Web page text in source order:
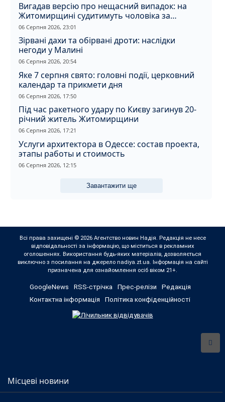
Вигадав версію про нещасний випадок: на
Житомирщині судитимуть чоловіка за
вбивство співмешканки
06 Серпня 2026, 23:01
Зірвані дахи та обірвані дроти: наслідки
негоди у Малині
06 Серпня 2026, 20:54
Яке 7 серпня свято: головні події, церковний
календар та прикмети дня
06 Серпня 2026, 17:50
Під час ракетного удару по Києву загинув 20-
річний житель Житомирщини
06 Серпня 2026, 17:21
Услуги архитектора в Одессе: состав проекта,
этапы работы и стоимость
06 Серпня 2026, 12:15
Завантажити ще
Всі права захищені © 2026 Агентство новин Надія. Редакція не несе
відповідальності за інформацію, що міститься в рекламних
оголошеннях. Використання будь-яких матеріалів, дозволяється
виключно з посилання на джерело nadiya.zt.ua. Інформація на сайті
призначена для ознайомлення осіб віком 21+.
GoogleNews RSS-стрічка Прес-релізи
Редакція
Контактна інформація
Політика конфіденційності
Місцеві новини